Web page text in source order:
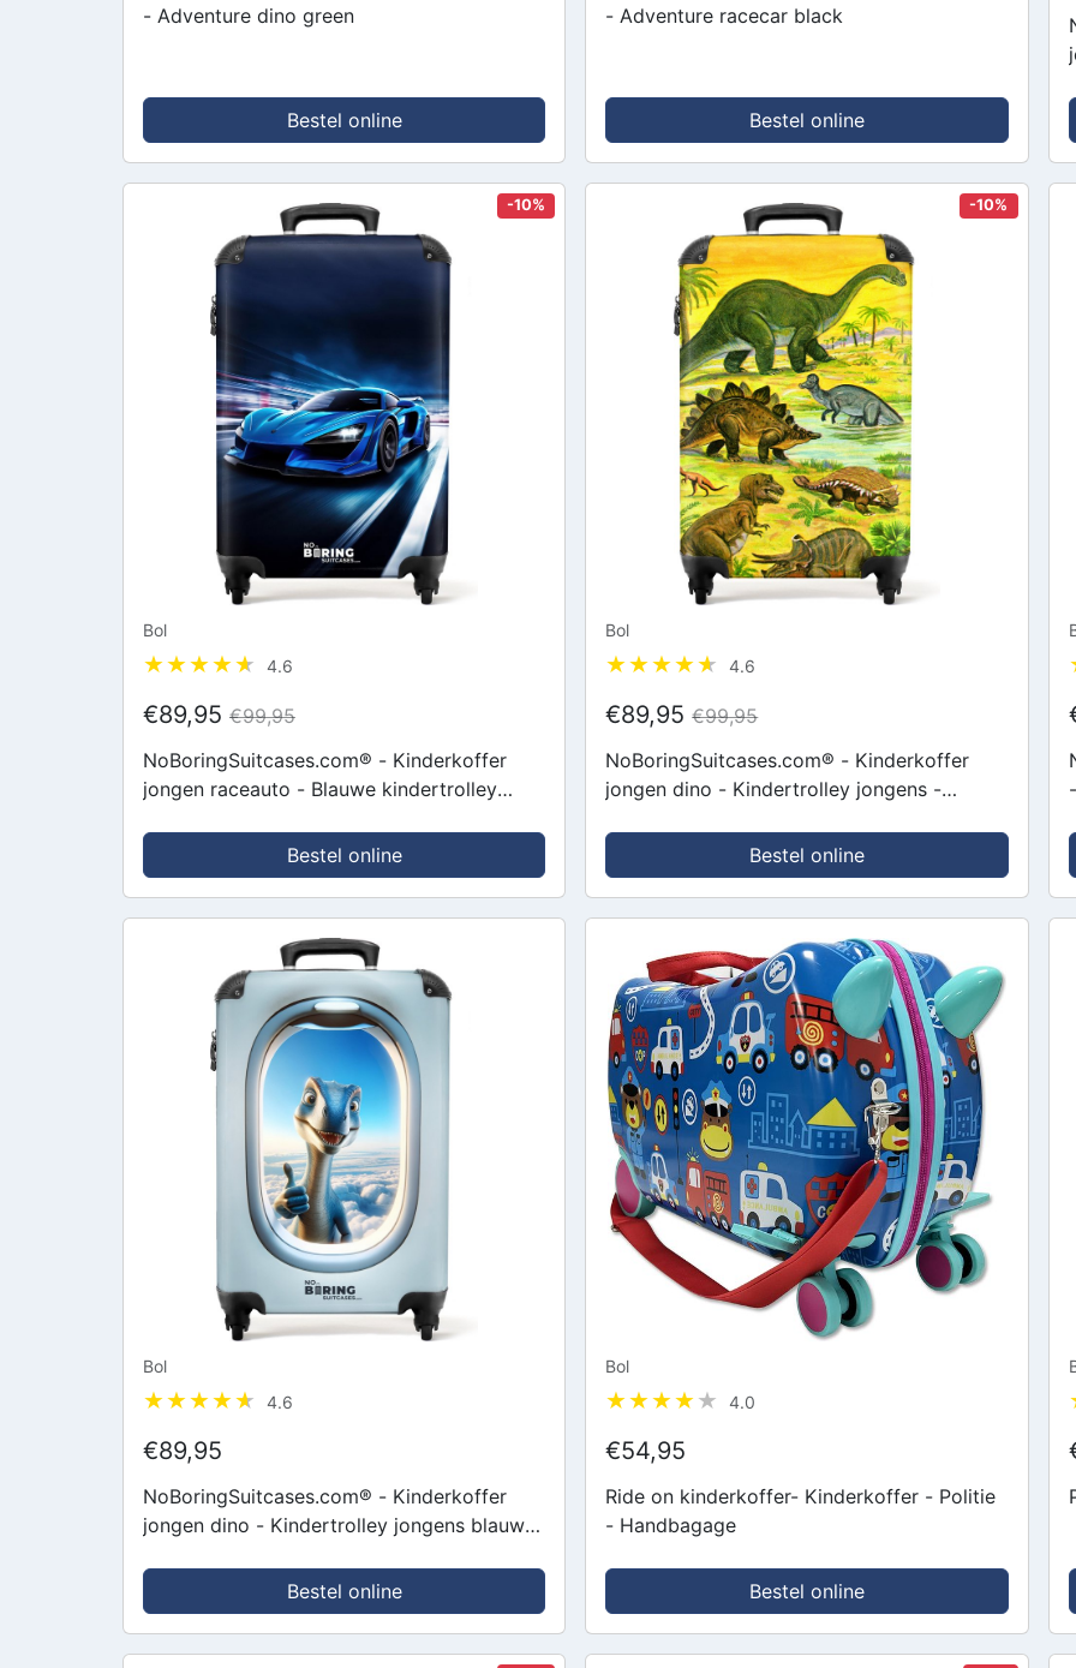
- Adventure dino green
Bestel online
- Adventure racecar black
Bestel online
-10%
Bol
4.6
€89,95 €99,95
NoBoringSuitcases.com® - Kinderkoffer
jongen raceauto - Blauwe kindertrolley
Reiskoffer trolley kinderen -...
Bestel online
-10%
Bol
4.6
€89,95€99,95
NoBoringSuitcases.com® - Kinderkoffer
jongen dino - Kindertrolley jongens -
Reiskoffer trolley kinderen - Rolkoffer met...
Bestel online
Bol
4.6
€89,95
NoBoringSuitcases.com® - Kinderkoffer
jongen dino - Kindertrolley jongens blauw -
Reiskoffer trolley - Reistrolley kind -...
Bestel online
Bol
4.0
€54,95
Ride on kinderkoffer- Kinderkoffer - Politie
- Handbagage
Bestel online